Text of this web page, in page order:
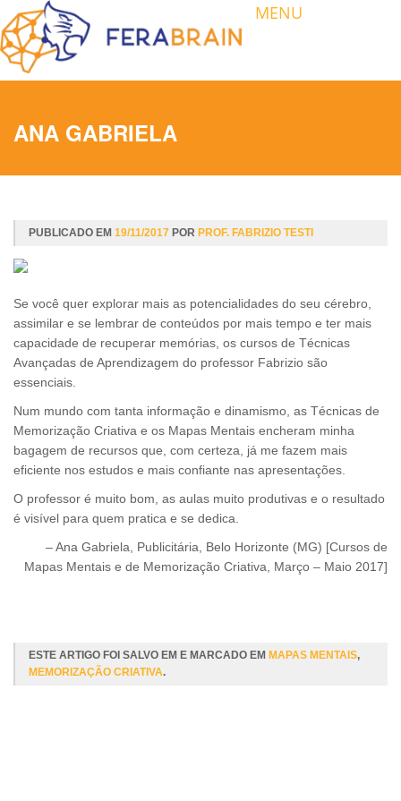
MENU
ANA GABRIELA
PUBLICADO EM 19/11/2017 POR PROF. FABRIZIO TESTI
Se você quer explorar mais as potencialidades do seu cérebro,
assimilar e se lembrar de conteúdos por mais tempo e ter mais
capacidade de recuperar memórias, os cursos de Técnicas
Avançadas de Aprendizagem do professor Fabrizio são
essenciais.
Num mundo com tanta informação e dinamismo, as Técnicas de
Memorização Criativa e os Mapas Mentais encheram minha
bagagem de recursos que, com certeza, já me fazem mais
eficiente nos estudos e mais confiante nas apresentações.
O professor é muito bom, as aulas muito produtivas e o resultado
é visível para quem pratica e se dedica.
Ana Gabriela
Publicitária
Belo Horizonte (MG) [Cursos de
Mapas Mentais e de Memorização Criativa, Março – Maio 2017]
ESTE ARTIGO FOI SALVO EM E MARCADO EM MAPAS MENTAIS,
MEMORIZAÇÃO CRIATIVA.